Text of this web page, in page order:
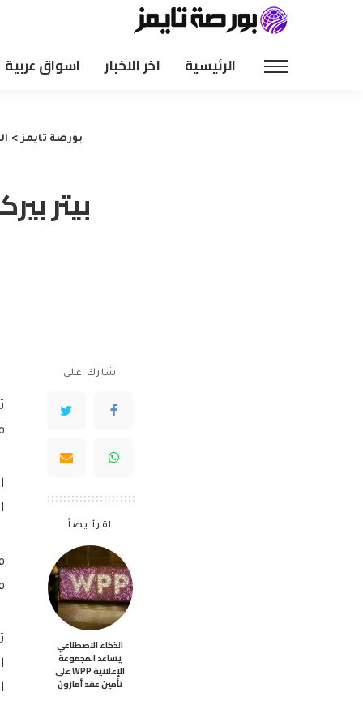
الرئيسية اخر الاخبار اسواق عربية
بورصة تايمز>
بيتر
شارك على
اقرأ يضاً
الذكاء الاصطناعي
يساعد المجموعة
الإعلانية WPP على
تأمين عقد أمازون